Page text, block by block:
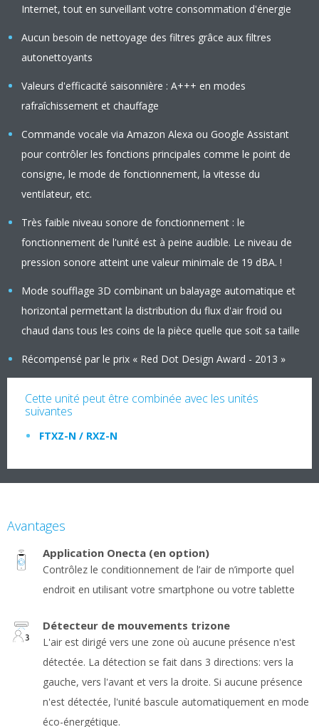
Internet, tout en surveillant votre consommation d'énergie
Aucun besoin de nettoyage des filtres grâce aux filtres
autonettoyants
Valeurs d'efficacité saisonnière : A+++ en modes
rafraîchissement et chauffage
Commande vocale via Amazon Alexa ou Google Assistant
pour contrôler les fonctions principales comme le point de
consigne, le mode de fonctionnement, la vitesse du
ventilateur, etc.
Très faible niveau sonore de fonctionnement : le
fonctionnement de l'unité est à peine audible. Le niveau de
pression sonore atteint une valeur minimale de 19 dBA. !
Mode soufflage 3D combinant un balayage automatique et
horizontal permettant la distribution du flux d'air froid ou
chaud dans tous les coins de la pièce quelle que soit sa taille
Récompensé par le prix « Red Dot Design Award - 2013 »
Cette unité peut être combinée avec les unités
suivantes
FTXZ-N / RXZ-N
Avantages
Application Onecta (en option)
Contrôlez le conditionnement de l’air de n’importe quel
endroit en utilisant votre smartphone ou votre tablette
Détecteur de mouvements trizone
L'air est dirigé vers une zone où aucune présence n'est
détectée. La détection se fait dans 3 directions: vers la
gauche, vers l'avant et vers la droite. Si aucune présence
n'est détectée, l'unité bascule automatiquement en mode
éco-énergétique.